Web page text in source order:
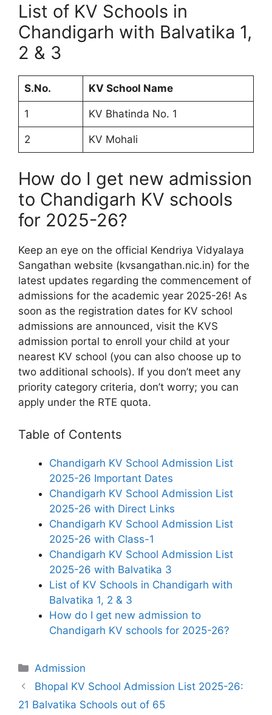
List of KV Schools in
Chandigarh with Balvatika 1,
2 & 3
S.No. KV School Name
1 KV Bhatinda No. 1
2 KV Mohali
How do I get new admission
to Chandigarh KV schools
for 2025-26?
Keep an eye on the official Kendriya Vidyalaya
Sangathan website (kvsangathan.nic.in) for the
latest updates regarding the commencement of
admissions for the academic year 2025-26! As
soon as the registration dates for KV school
admissions are announced, visit the KVS
admission portal to enroll your child at your
nearest KV school (you can also choose up to
two additional schools). If you don’t meet any
priority category criteria, don’t worry; you can
apply under the RTE quota.
Table of Contents
Chandigarh KV School Admission List
2025-26 Important Dates
Chandigarh KV School Admission List
2025-26 with Direct Links
Chandigarh KV School Admission List
2025-26 with Class-1
Chandigarh KV School Admission List
2025-26 with Balvatika 3
List of KV Schools in Chandigarh with
Balvatika 1, 2 & 3
How do I get new admission to
Chandigarh KV schools for 2025-26?
Categories
Admission
Bhopal KV School Admission List 2025-26:
21 Balvatika Schools out of 65